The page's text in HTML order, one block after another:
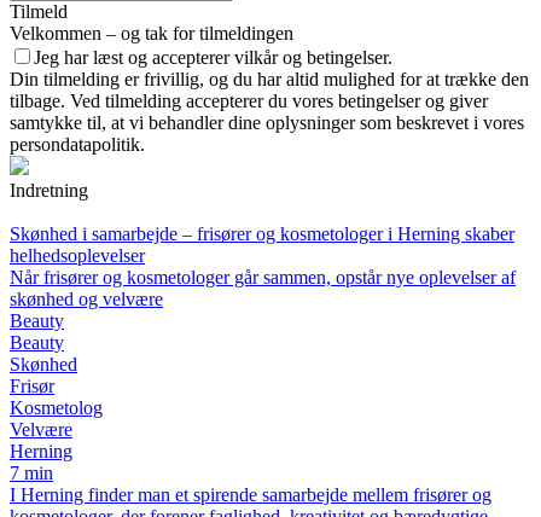
Tilmeld
Velkommen – og tak for tilmeldingen
Jeg har læst og accepterer vilkår og betingelser.
Din tilmelding er frivillig, og du har altid mulighed for at trække den
tilbage. Ved tilmelding accepterer du vores betingelser og giver
samtykke til, at vi behandler dine oplysninger som beskrevet i vores
persondatapolitik.
Indretning
Skønhed i samarbejde – frisører og kosmetologer i Herning skaber
helhedsoplevelser
Når frisører og kosmetologer går sammen, opstår nye oplevelser af
skønhed og velvære
Beauty
Beauty
Skønhed
Frisør
Kosmetolog
Velvære
Herning
7 min
I Herning finder man et spirende samarbejde mellem frisører og